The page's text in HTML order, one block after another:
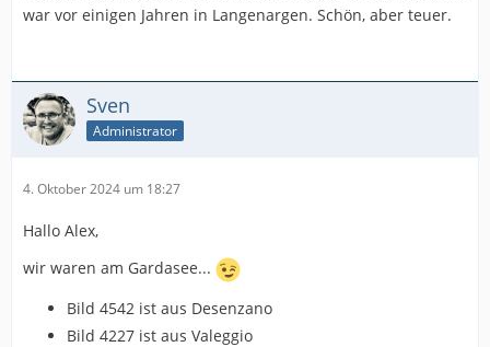
war vor einigen Jahren in Langenargen. Schön, aber teuer.
Sven
Administrator
4. Oktober 2024 um 18:27
Hallo Alex,
wir waren am Gardasee...
Bild 4542 ist aus ‎⁨Desenzano⁩
Bild 4227 ist aus Valeggio